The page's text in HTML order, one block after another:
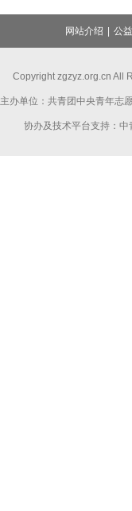
网站介绍 公
Copyright zgzyz.org.cn All
主办单位：共青团中央青年志
协办及技术平台支持：